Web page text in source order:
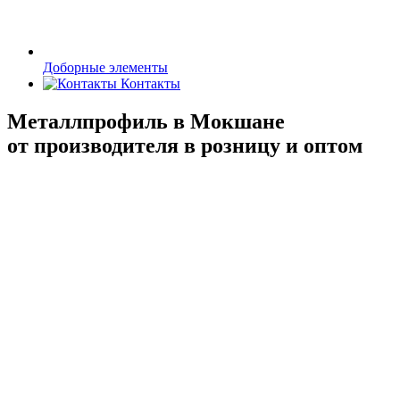
Доборные элементы
Контакты
Металлпрофиль в Мокшане
от производителя в розницу и оптом